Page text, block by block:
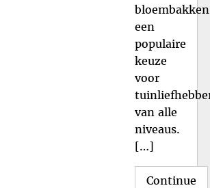
bloembakken
een
populaire
keuze
voor
van alle
niveaus.
[…]
Continue